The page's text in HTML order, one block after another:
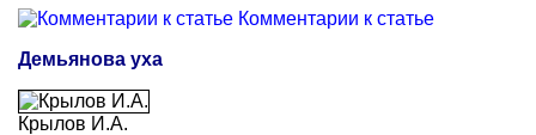
Комментарии к статье
Демьянова уха
Крылов И.А.